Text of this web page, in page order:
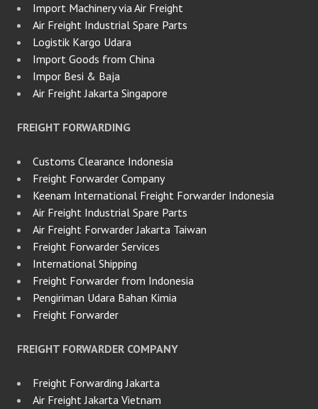
Import Machinery via Air Freight
Air Freight Industrial Spare Parts
Logistik Kargo Udara
Import Goods from China
Impor Besi & Baja
Air Freight Jakarta Singapore
FREIGHT FORWARDING
Customs Clearance Indonesia
Freight Forwarder Company
Keenam International Freight Forwarder Indonesia
Air Freight Industrial Spare Parts
Air Freight Forwarder Jakarta Taiwan
Freight Forwarder Services
International Shipping
Freight Forwarder from Indonesia
Pengiriman Udara Bahan Kimia
Freight Forwarder
FREIGHT FORWARDER COMPANY
Freight Forwarding Jakarta
Air Freight Jakarta Vietnam